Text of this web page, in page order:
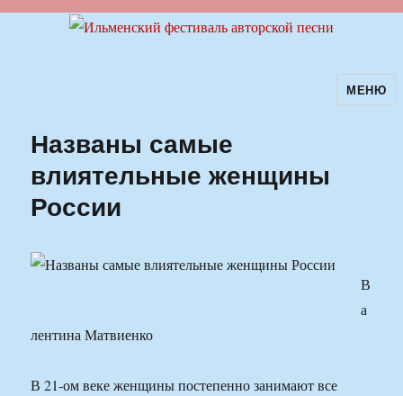
Ильменский фестиваль авторскойМЕНЮ
Названы самые
влиятельные женщины
России
В
а
лентина Матвиенко
В 21-ом веке женщины постепенно занимают все